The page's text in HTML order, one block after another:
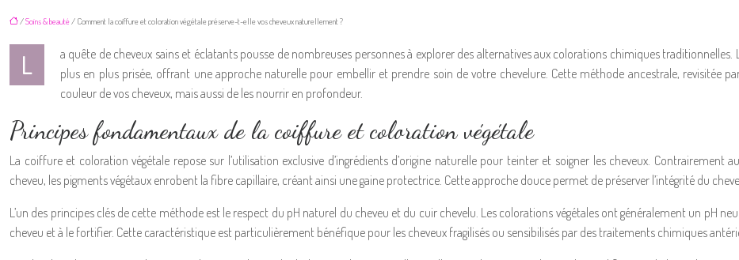
/Soins & beauté/ Comment la coiffure et coloration végétale préserve-t-elle vos cheveux naturellement ?
L
a quête de cheveux sains et éclatants pousse de nombreuses personnes à explorer des alternatives aux colorations chimiques
plus en plus prisée, offrant une approche naturelle pour embellir et prendre soin de votre chevelure. Cette méthode ancestrale, revisitée
couleur de vos cheveux, mais aussi de les nourrir en profondeur.
Principes fondamentaux de la coiffure et coloration végétale
La coiffure et coloration végétale repose sur l’utilisation exclusive d’ingrédients d’origine naturelle pour teinter et soigner les cheveux.
cheveu, les pigments végétaux enrobent la fibre capillaire, créant ainsi une gaine protectrice. Cette approche douce permet de préserver l’intégrité du
L’un des principes clés de cette méthode est le respect du pH naturel du cheveu et du cuir chevelu. Les colorations végétales ont généralement un pH
cheveu et à le fortifier. Cette caractéristique est particulièrement bénéfique pour les cheveux fragilisés ou sensibilisés par des traitements chimiques